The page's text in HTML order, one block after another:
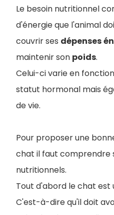
Le besoin nutritionnel
d'énergie que l'animal
couvrir ses dépenses
maintenir son poids.
Celui-ci varie en
statut hormonal mais
de vie.
Pour proposer une
chat il faut comprendre
nutritionnels.
Tout d'abord le chat est
C'est-à-dire qu'il doit